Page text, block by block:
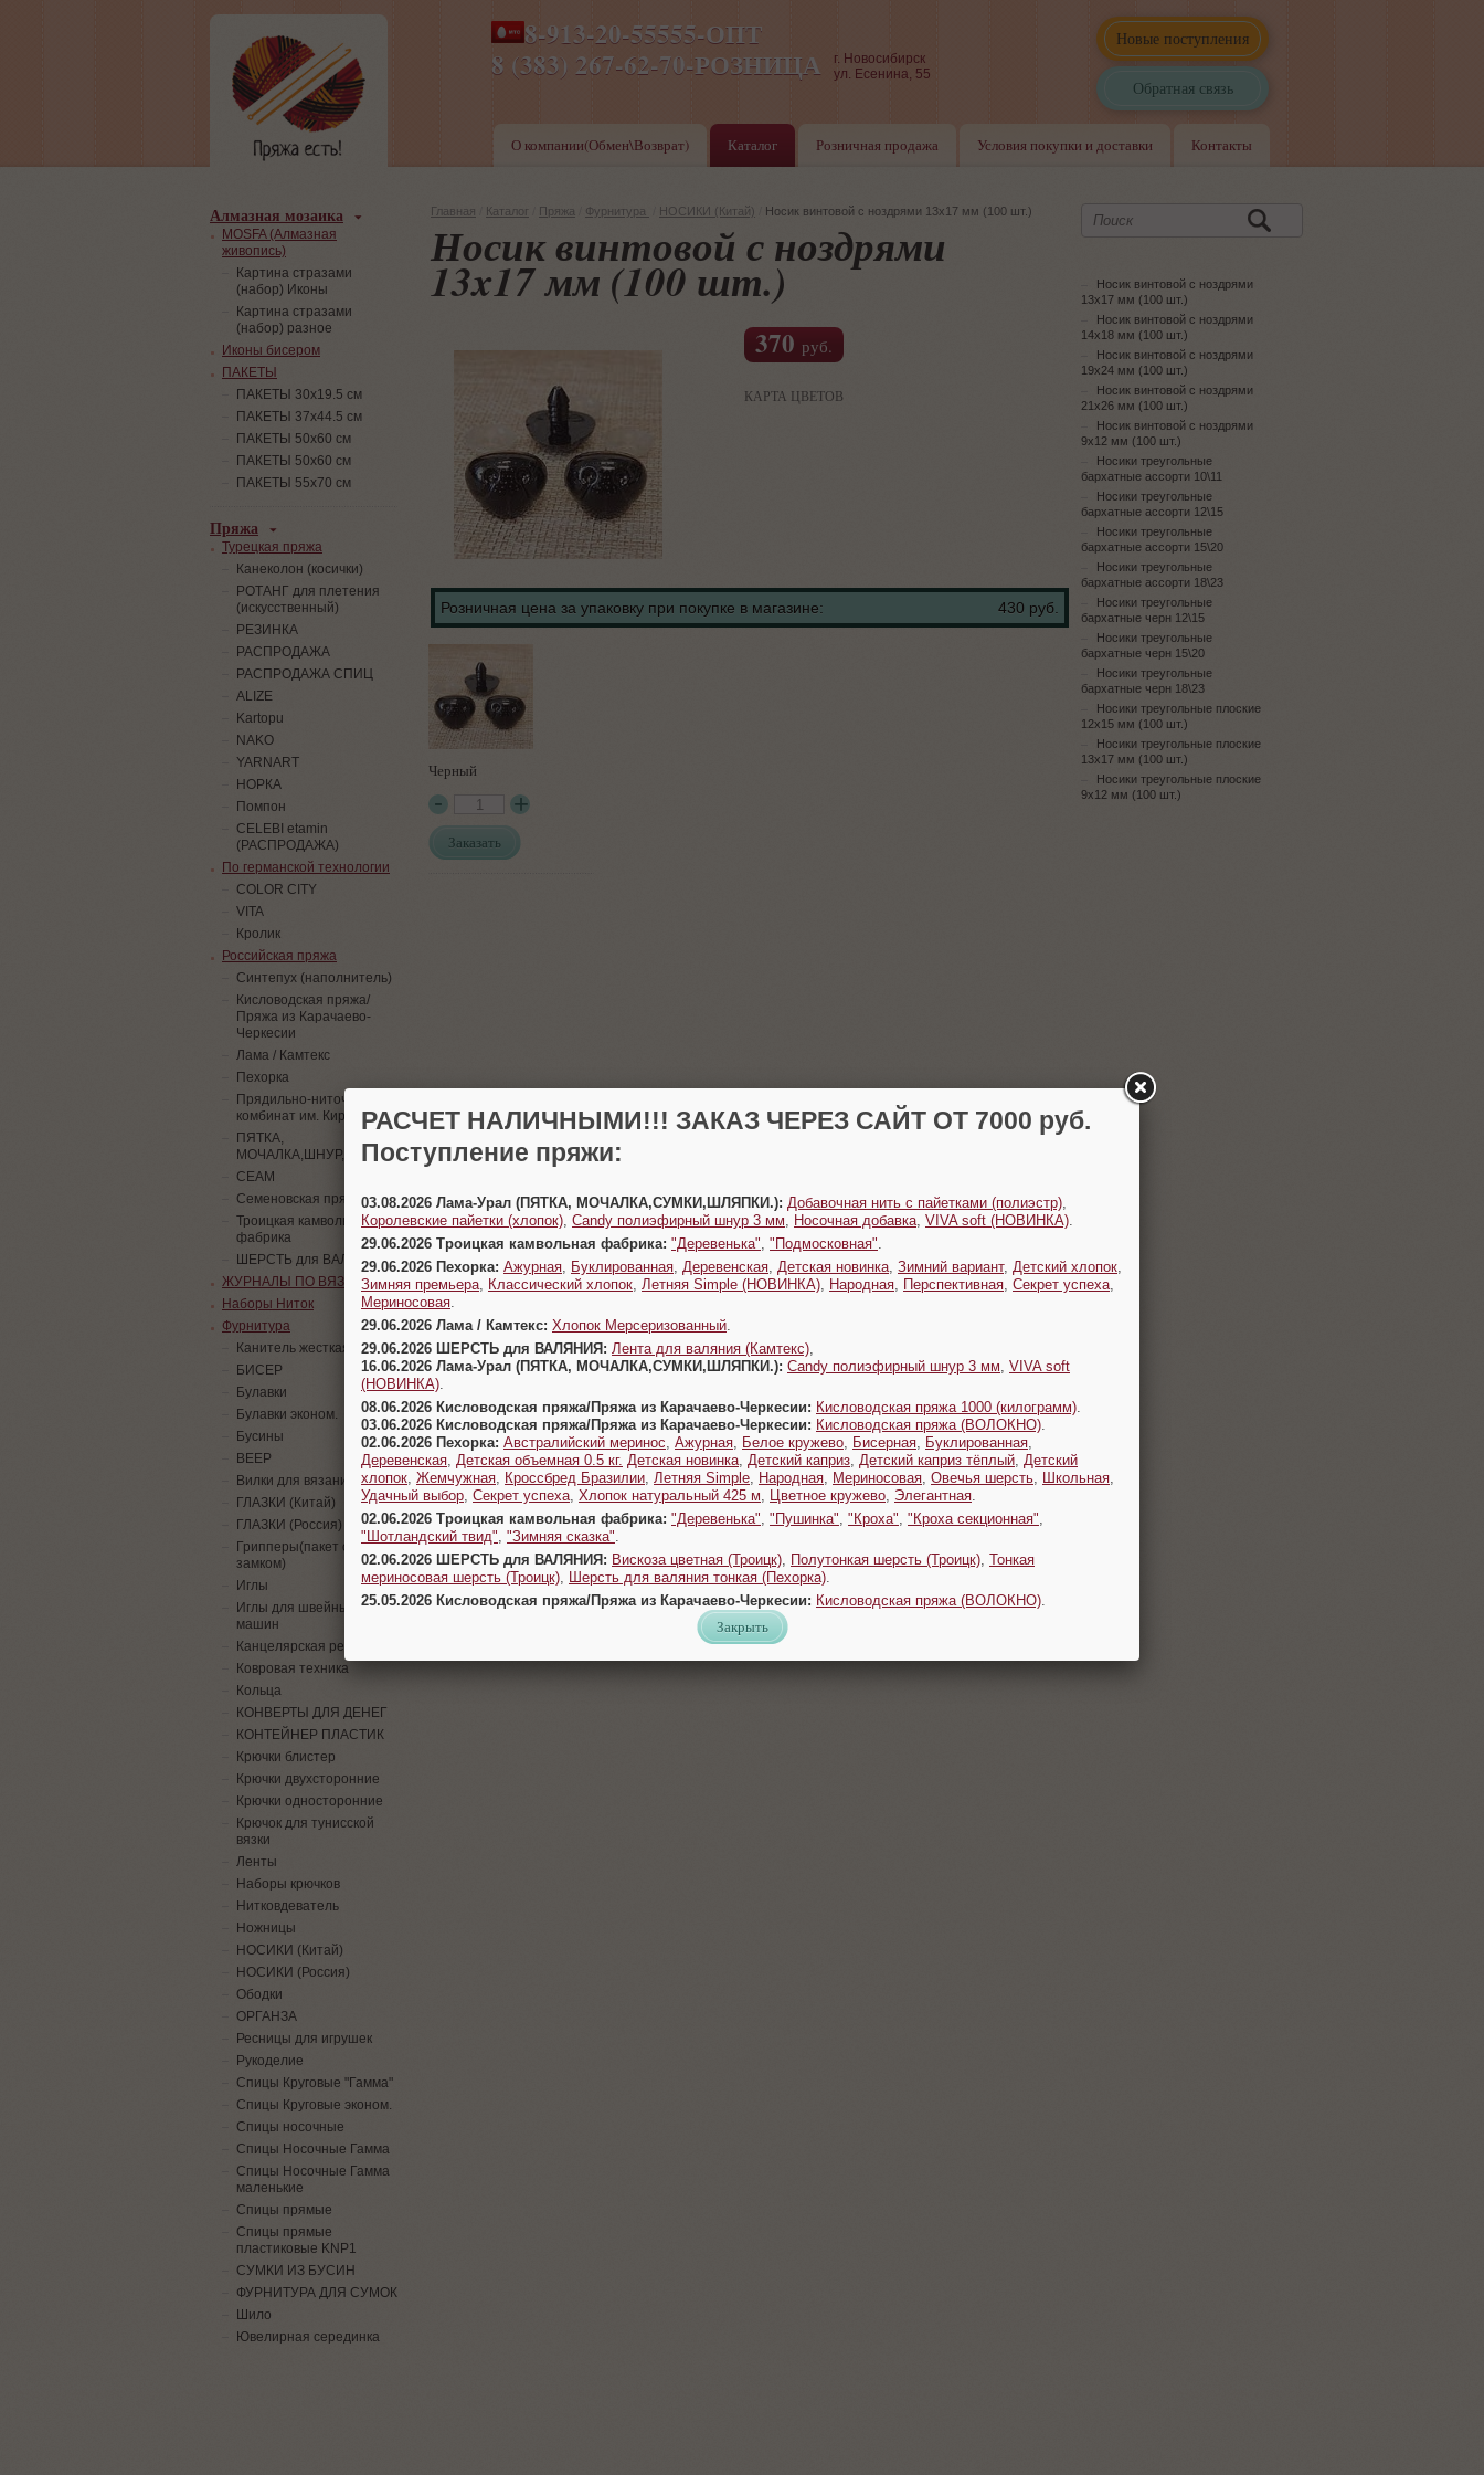
Новые поступления
Обратная связь
8-913-20-55555-ОПТ
8 (383) 267-62-70-РОЗНИЦА
ПН-ПТ 8-17,СБ-ВС 9-17
г. Новосибирск
ул. Есенина, 55
О компании(Обмен\Возврат) Каталог Розничная продажа Условия покупки и доставки Контакты
Главная Каталог Пряжа Фурнитура НОСИКИ (Китай) Носик винтовой с ноздрями 13x17 мм (100 шт.)
Носик винтовой с ноздрями
13x17 мм (100 шт.)
370 руб.
КАРТА ЦВЕТОВ
Розничная цена за упаковку при покупке в магазине: 430 руб.
Черный
Заказать
Алмазная мозаика
MOSFA (Алмазная
живопись)
Картина стразами
(набор) Иконы
Картина стразами
(набор) разное
Иконы бисером
ПАКЕТЫ
ПАКЕТЫ 30х19.5 см
ПАКЕТЫ 37х44.5 см
ПАКЕТЫ 50х60 см
ПАКЕТЫ 50х60 см
ПАКЕТЫ 55х70 см
Пряжа
Турецкая пряжа
Канеколон (косички)
РОТАНГ для плетения
(искусственный)
PЕЗИНКА
РАСПРОДАЖА
РАСПРОДАЖА СПИЦ
ALIZE
Kartopu
NAKO
YARNART
НОРКА
Помпон
СELEBI etamin
(РАСПРОДАЖА)
По германской технологии
COLOR CITY
VITA
Кролик
Российская пряжа
Синтепух (наполнитель)
Кисловодская пряжа/
Пряжа из Карачаево-
Черкесии
Лама / Камтекс
Пехорка
Прядильно-ниточный
комбинат им. Кирова
ПЯТКА,
МОЧАЛКА,ШНУР,ПАЙЕТКИ
СЕАМ
Семеновская пряжа
Троицкая камвольная
фабрика
ШЕРСТЬ для ВАЛЯНИЯ
ЖУРНАЛЫ ПО ВЯЗАНИЮ
Наборы Ниток
Фурнитура
Канитель жесткая
БИСЕР
Булавки
Булавки эконом.
Бусины
ВЕЕР
Вилки для вязания
ГЛАЗКИ (Китай)
ГЛАЗКИ (Россия)
Грипперы(пакет с
замком)
Иглы
Иглы для швейных
машин
Канцелярская резинка
Ковровая техника
Кольца
КОНВЕРТЫ ДЛЯ ДЕНЕГ
КОНТЕЙНЕР ПЛАСТИК
Крючки блистер
Крючки двухсторонние
Крючки односторонние
Крючок для тунисской
вязки
Ленты
Наборы крючков
Нитковдеватель
Ножницы
НОСИКИ (Китай)
НОСИКИ (Россия)
Ободки
ОРГАНЗА
Ресницы для игрушек
Рукоделие
Спицы Круговые "Гамма"
Спицы Круговые эконом.
Спицы носочные
Спицы Носочные Гамма
Спицы Носочные Гамма
маленькие
Спицы прямые
Спицы прямые
пластиковые KNP1
СУМКИ ИЗ БУСИН
ФУРНИТУРА ДЛЯ СУМОК
Шило
Ювелирная серединка
Носик винтовой с ноздрями
13x17 мм (100 шт.)
Носик винтовой с ноздрями
14x18 мм (100 шт.)
Носик винтовой с ноздрями
19x24 мм (100 шт.)
Носик винтовой с ноздрями
21x26 мм (100 шт.)
Носик винтовой с ноздрями
9x12 мм (100 шт.)
Носики треугольные
бархатные ассорти 10\11
Носики треугольные
бархатные ассорти 12\15
Носики треугольные
бархатные ассорти 15\20
Носики треугольные
бархатные ассорти 18\23
Носики треугольные
бархатные черн 12\15
Носики треугольные
бархатные черн 15\20
Носики треугольные
бархатные черн 18\23
Носики треугольные плоские
12х15 мм (100 шт.)
Носики треугольные плоские
13х17 мм (100 шт.)
Носики треугольные плоские
9х12 мм (100 шт.)
РАСЧЕТ НАЛИЧНЫМИ!!! ЗАКАЗ ЧЕРЕЗ САЙТ ОТ 7000 руб.
Поступление пряжи:
03.08.2026 Лама-Урал (ПЯТКА, МОЧАЛКА,СУМКИ,ШЛЯПКИ.): Добавочная нить с пайетками (полиэстр)
Королевские пайетки (хлопок) Candy полиэфирный шнур 3 мм Носочная добавка VIVA soft (НОВИНКА)
29.06.2026 Троицкая камвольная фабрика: "Деревенька" "Подмосковная"
29.06.2026 Пехорка: Ажурная Буклированная Деревенская Детская новинка Зимний вариант, Детский хлопок
Зимняя премьера
Классический хлопок Летняя Simple (НОВИНКА) Народная Перспективная Секрет успеха
Мериносовая
29.06.2026 Лама / Камтекс: Хлопок Мерсеризованный
29.06.2026 ШЕРСТЬ для ВАЛЯНИЯ: Лента для валяния (Камтекс)
16.06.2026 Лама-Урал (ПЯТКА, МОЧАЛКА,СУМКИ,ШЛЯПКИ.): Candy полиэфирный шнур 3 мм VIVA soft
(НОВИНКА)
08.06.2026 Кисловодская пряжа/Пряжа из Карачаево-Черкесии: Кисловодская пряжа 1000 (килограмм)
03.06.2026 Кисловодская пряжа/Пряжа из Карачаево-Черкесии: Кисловодская пряжа (ВОЛОКНО)
02.06.2026 Пехорка: Австралийский меринос Ажурная Белое кружево Бисерная Буклированная
Деревенская Детская объемная 0.5 кг. Детская новинка Детский каприз Детский каприз тёплый Детский
хлопок Жемчужная Кроссбред Бразилии Летняя Simple Народная Мериносовая Овечья шерсть Школьная
Удачный выбор Секрет успеха Хлопок натуральный 425 м Цветное кружево Элегантная
02.06.2026 Троицкая камвольная фабрика: "Деревенька" "Пушинка" "Кроха" "Кроха секционная"
"Шотландский твид" "Зимняя сказка"
02.06.2026 ШЕРСТЬ для ВАЛЯНИЯ: Вискоза цветная (Троицк) Полутонкая шерсть (Троицк) Тонкая
мериносовая шерсть (Троицк)
Шерсть для валяния тонкая (Пехорка)
25.05.2026 Кисловодская пряжа/Пряжа из Карачаево-Черкесии: Кисловодская пряжа (ВОЛОКНО)
Закрыть